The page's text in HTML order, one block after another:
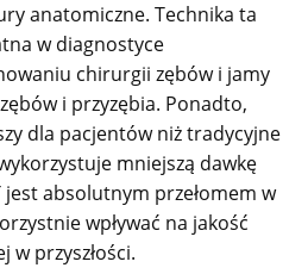
anatomiczne. Technika ta
w diagnostyce
chirurgii zębów i jamy
i przyzębia. Ponadto,
dla pacjentów niż tradycyjne
mniejszą dawkę
absolutnym przełomem w
wpływać na jakość
w przyszłości.